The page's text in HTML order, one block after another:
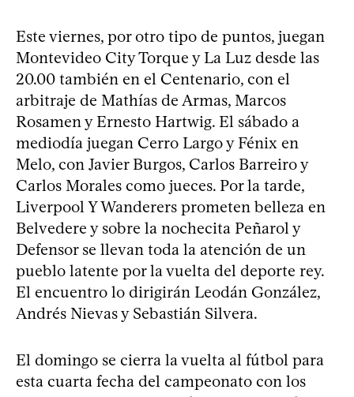
Este viernes, por otro tipo de puntos, juegan
Montevideo City Torque y La Luz desde las
20.00 también en el Centenario, con el
arbitraje de Mathías de Armas, Marcos
Rosamen y Ernesto Hartwig. El sábado a
mediodía juegan Cerro Largo y Fénix en
Melo, con Javier Burgos, Carlos Barreiro y
Carlos Morales como jueces. Por la tarde,
Liverpool Y Wanderers prometen belleza en
Belvedere y sobre la nochecita Peñarol y
Defensor se llevan toda la atención de un
pueblo latente por la vuelta del deporte rey.
El encuentro lo dirigirán Leodán González,
Andrés Nievas y Sebastián Silvera.
El domingo se cierra la vuelta al fútbol para
esta cuarta fecha del campeonato con los